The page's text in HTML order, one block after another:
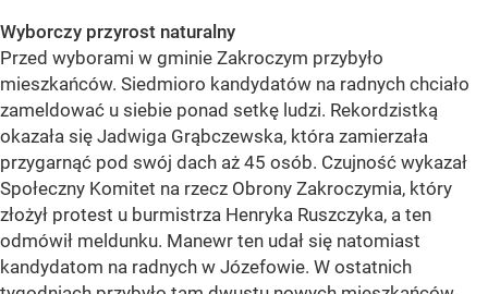
Wyborczy przyrost naturalny
Przed wyborami w gminie Zakroczym przybyło
mieszkańców. Siedmioro kandydatów na radnych chciało
zameldować u siebie ponad setkę ludzi. Rekordzistką
okazała się Jadwiga Grąbczewska, która zamierzała
przygarnąć pod swój dach aż 45 osób. Czujność wykazał
Społeczny Komitet na rzecz Obrony Zakroczymia, który
złożył protest u burmistrza Henryka Ruszczyka, a ten
odmówił meldunku. Manewr ten udał się natomiast
kandydatom na radnych w Józefowie. W ostatnich